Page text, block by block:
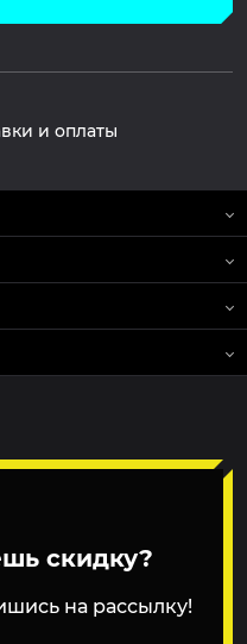
и оплаты
скидку?
на рассылку!